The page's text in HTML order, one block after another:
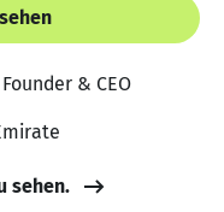
& CEO
sehen.